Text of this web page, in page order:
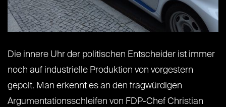
Die innere Uhr der politischen Entscheider ist immer
noch auf industrielle Produktion von vorgestern
gepolt. Man erkennt es an den fragwürdigen
Argumentationsschleifen von FDP-Chef Christian